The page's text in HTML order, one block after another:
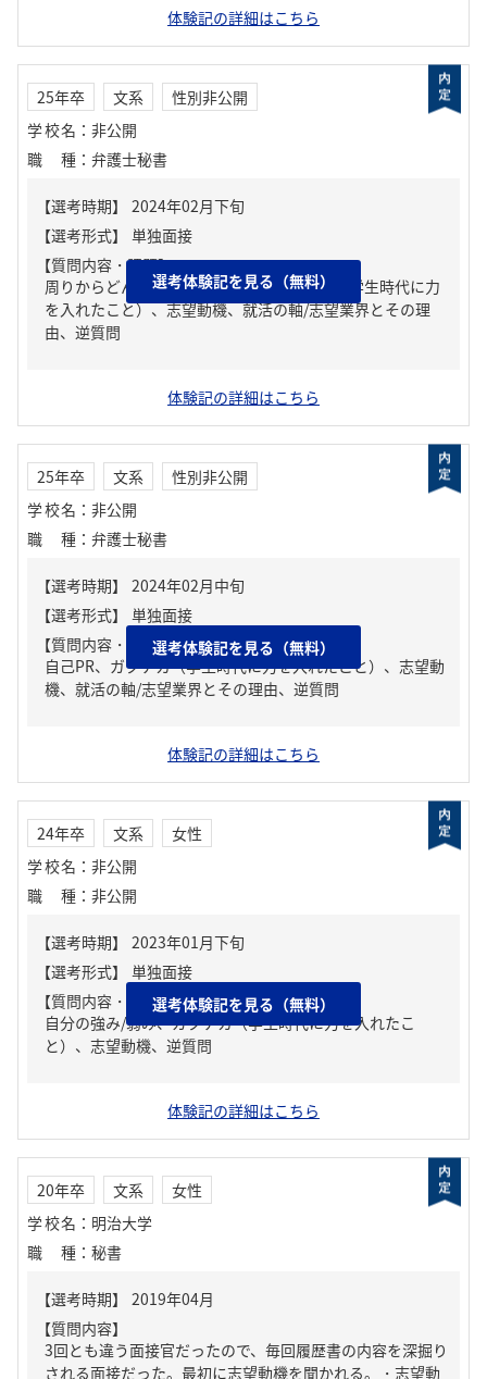
体験記の詳細はこちら
25年卒 文系
性別非公開
学校名 ： 非公開
職種 ： 弁護士秘書
【質問内容・課題】
周りからどんな人といわれる？、ガクチカ（学生時代に力
を入れたこと）、志望動機、就活の軸/志望業界とその理
由、逆質問
選考体験記を見る（無料）
体験記の詳細はこちら
25年卒 文系
性別非公開
学校名 ： 非公開
職種 ： 弁護士秘書
【質問内容・課題】
自己PR、ガクチカ（学生時代に力を入れたこと）、志望動
機、就活の軸/志望業界とその理由、逆質問
選考体験記を見る（無料）
体験記の詳細はこちら
24年卒 文系
女性
学校名 ： 非公開
職種 ： 非公開
【質問内容・課題】
自分の強み/弱み、ガクチカ（学生時代に力を入れたこ
と）、志望動機、逆質問
選考体験記を見る（無料）
体験記の詳細はこちら
20年卒 文系
女性
学校名 ： 明治大学
職種 ： 秘書
【質問内容】
3回とも違う面接官だったので、毎回履歴書の内容を深掘り
される面接だった。最初に志望動機を聞かれる。・志望動